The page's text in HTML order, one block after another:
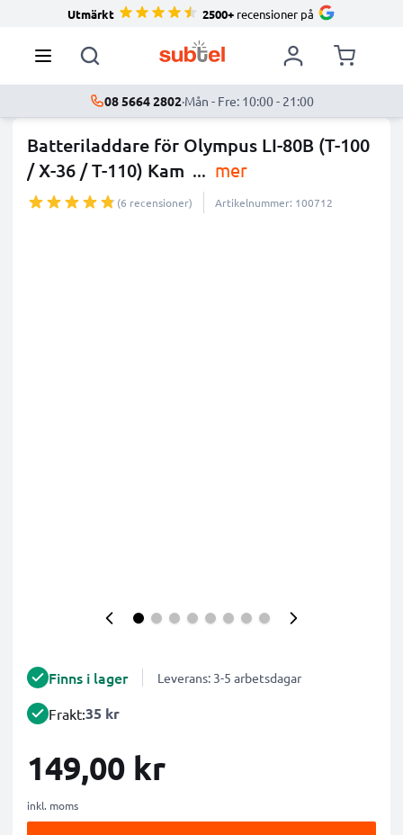
Utmärkt 2500+ recensioner på
08 5664 2802·Mån - Fre: 10:00 - 21:00
Batteriladdare för Olympus LI-80B (T-100
/ X-36 / T-110) Kam ... mer
(6 recensioner) Artikelnummer: 100712
Finns i lager Leverans: 3-5 arbetsdagar
Frakt:35 kr
149,00 kr
inkl. moms